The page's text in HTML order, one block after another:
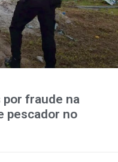
fraude na
pescador no